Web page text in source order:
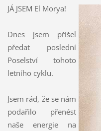
JÁ JSEM El Morya!
Dnes jsem přišel
předat poslední
Poselství tohoto
letního cyklu.
Jsem rád, že se nám
podařilo přenést
naše energie na